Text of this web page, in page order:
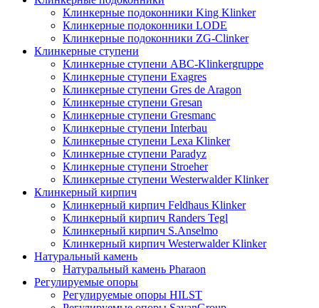
Клинкерные подоконники King Klinker
Клинкерные подоконники LODE
Клинкерные подоконники ZG-Clinker
Клинкерные ступени
Клинкерные ступени ABC-Klinkergruppe
Клинкерные ступени Exagres
Клинкерные ступени Gres de Aragon
Клинкерные ступени Gresan
Клинкерные ступени Gresmanc
Клинкерные ступени Interbau
Клинкерные ступени Lexa Klinker
Клинкерные ступени Paradyz
Клинкерные ступени Stroeher
Клинкерные ступени Westerwalder Klinker
Клинкерный кирпич
Клинкерный кирпич Feldhaus Klinker
Клинкерный кирпич Randers Tegl
Клинкерный кирпич S.Anselmo
Клинкерный кирпич Westerwalder Klinker
Натуральный камень
Натуральный камень Pharaon
Регулируемые опоры
Регулируемые опоры HILST